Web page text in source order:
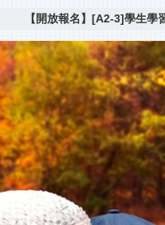
【開放報名】[A2-3]學生學